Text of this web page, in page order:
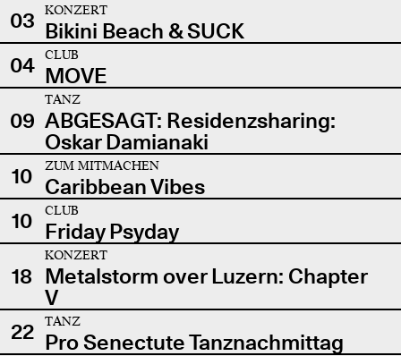
03
KONZERT
Bikini Beach & SUCK
04
CLUB
MOVE
09
TANZ
ABGESAGT: Residenzsharing:
Oskar Damianaki
10
ZUM MITMACHEN
Caribbean Vibes
10
CLUB
Friday Psyday
18
KONZERT
Metalstorm over Luzern: Chapter
V
22
TANZ
Pro Senectute Tanznachmittag